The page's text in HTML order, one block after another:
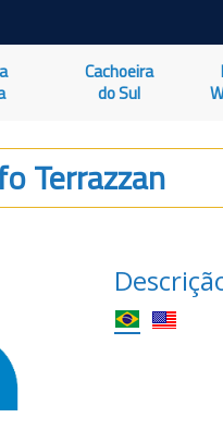
Cachoeira
do Sul
Terrazzan